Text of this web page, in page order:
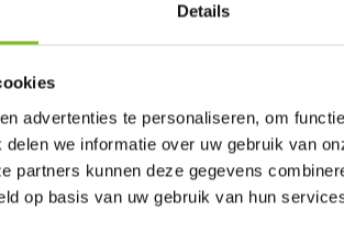
Details
advertenties te personaliseren, om
we informatie over uw gebruik van
partners kunnen deze gegevens
op basis van uw gebruik van hun